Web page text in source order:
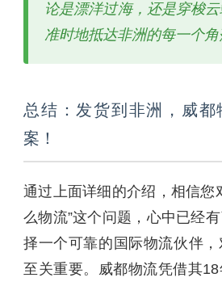
论是漂洋过海，还是穿梭云
准时地抵达非洲的每一个角
总结：发货到非洲，威都
案！
通过上面详细的介绍，相信您
么物流”这个问题，心中已经
择一个可靠的国际物流伙伴
至关重要。威都物流凭借其